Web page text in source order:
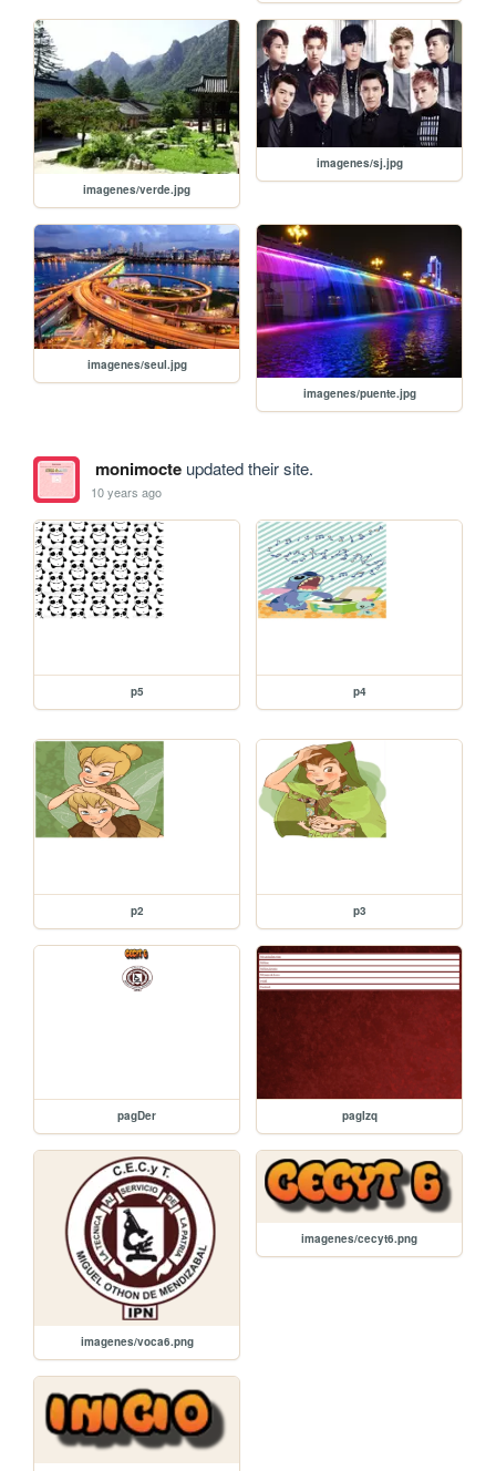
imagenes/verde.jpg
imagenes/sj.jpg
imagenes/seul.jpg
imagenes/puente.jpg
monimocteupdated their site.
10 years ago
p5 p4
p2 p3
pagDer pagIzq
imagenes/voca6.png
imagenes/cecyt6.png